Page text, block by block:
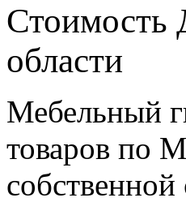
Стоимость
области
Мебельный
товаров по